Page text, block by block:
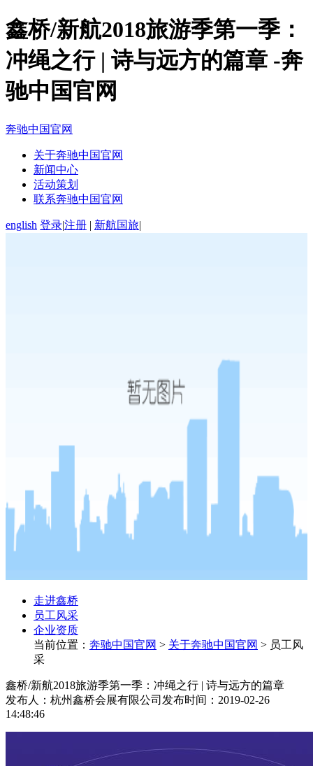
鑫桥/新航2018旅游季第一季：
冲绳之行 | 诗与远方的篇章 -奔
驰中国官网
奔驰中国官网
关于奔驰中国官网
新闻中心
活动策划
联系奔驰中国官网
english 登录|注册 | 新航国旅|
走进鑫桥
员工风采
企业资质
当前位置： 奔驰中国官网 > 关于奔驰中国官网 > 员工风
采
鑫桥/新航2018旅游季第一季：冲绳之行 | 诗与远方的篇章
发布人：杭州鑫桥会展有限公司 发布时间：2019-02-26
14:48:46